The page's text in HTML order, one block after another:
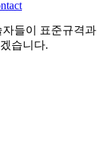
들이 표준규격과
습니다.